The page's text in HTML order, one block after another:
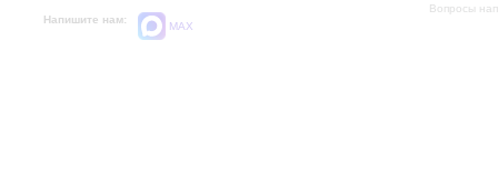
Напишите нам:
MAX
Вопросы